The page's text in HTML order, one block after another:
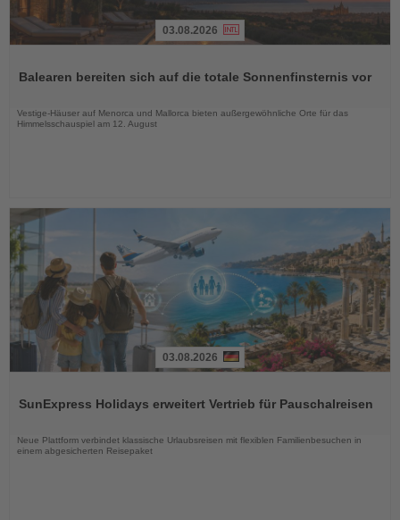
die
03.08.2026
Balearen bereiten sich auf die totale Sonnenfinsternis vor
Vestige-Häuser auf Menorca und Mallorca bieten außergewöhnliche Orte für das
Himmelsschauspiel am 12. August
die
03.08.2026
SunExpress Holidays erweitert Vertrieb für Pauschalreisen
Neue Plattform verbindet klassische Urlaubsreisen mit flexiblen Familienbesuchen in
einem abgesicherten Reisepaket